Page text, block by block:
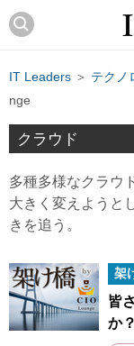
IT Leaders ＞ テクノ
nge
クラウド
多種多様なクラウ
大きく変えようと
きを追う。
架
皆
か？